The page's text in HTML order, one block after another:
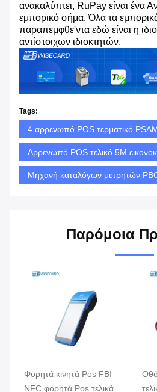
ανακαλύπτει, RuPay είναι ένα
εμπορικό σήμα. Όλα τα
παραπεμφθε'ντα εδώ είναι η
αντίστοιχων ιδιοκτητών.
Tags:
4 αρρενωπό POS τερματικό
Αρρενωπό POS τελικό 5M
Μηχανή καταλόγων μετρητών
Παρόμοια
Φορητά κινητά Pos FBI
NFC φορητά Pos τελικά